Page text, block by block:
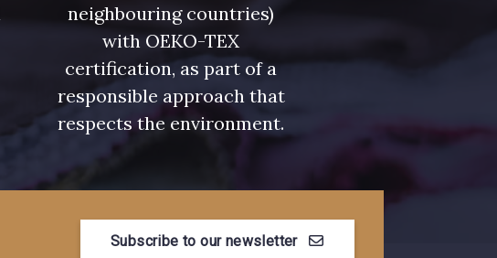
neighbouring countries)
with OEKO-TEX
certification, as part of a
responsible approach that
respects the environment.
Subscribe to our newsletter